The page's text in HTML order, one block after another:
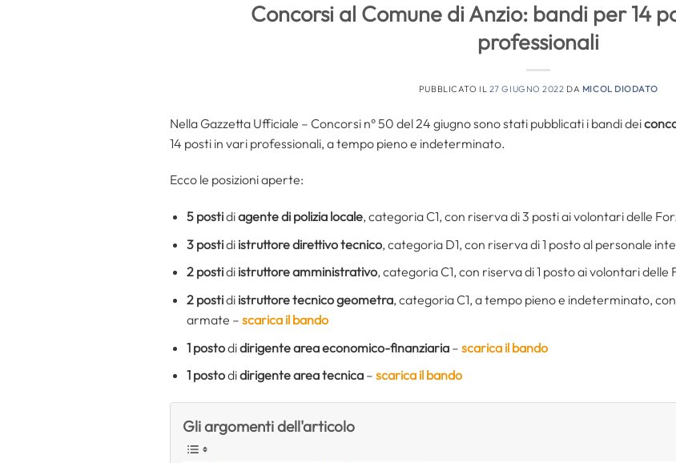
Concorsi al Comune di Anzio: bandi per 14
professionali
PUBBLICATO IL 27 GIUGNO 2022 DA MICOL DIODATO
Nella Gazzetta Ufficiale – Concorsi n° 50 del 24 giugno sono stati pubblicati i bandi dei
14 posti in vari professionali, a tempo pieno e indeterminato.
Ecco le posizioni aperte:
5 postidiagente di polizia locale, categoria C1, con riserva di 3 posti ai volontari delle
3 postidi istruttore direttivo tecnico, categoria D1, con riserva di 1 posto al personale
2 postidi istruttore amministrativo, categoria C1, con riserva di 1 posto ai volontari delle
2 postidi istruttore tecnico geometra, categoria C1, a tempo pieno e indeterminato,
armate – scarica il bando
1 postodidirigente area economico-finanziaria– scarica il bando
1 postodidirigente area tecnica– scarica il bando
Gli argomenti dell'articolo